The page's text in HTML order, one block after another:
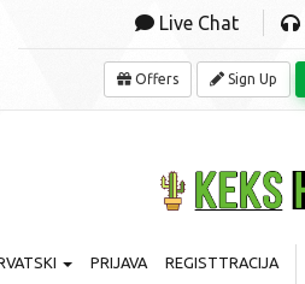
Live Chat
Offers Sign Up
PRIJAVA REGISTTRACIJA